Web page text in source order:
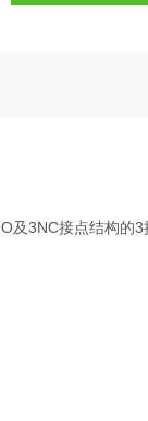
3NC接点结构的3